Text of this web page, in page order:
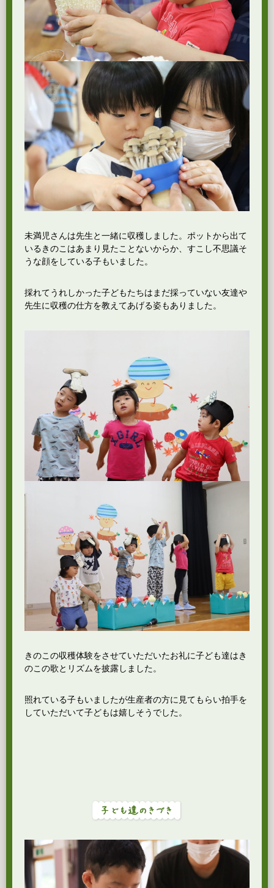
未満児さんは先生と一緒に収穫しました。ポットから出て
いるきのこはあまり見たことないからか、すこし不思議そ
うな顔をしている子もいました。
採れてうれしかった子どもたちはまだ採っていない友達や
先生に収穫の仕方を教えてあげる姿もありました。
きのこの収穫体験をさせていただいたお礼に子ども達はき
のこの歌とリズムを披露しました。
照れている子もいましたが生産者の方に見てもらい拍手を
していただいて子どもは嬉しそうでした。